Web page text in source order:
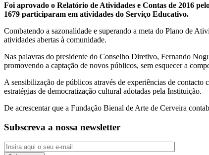
Foi aprovado o Relatório de Atividades e Contas de 2016
1679 participaram em atividades do Serviço Educativo.
Combatendo a sazonalidade e superando a meta do Plano de
atividades abertas à comunidade.
Nas palavras do presidente do Conselho Diretivo, Fernando
promovendo a captação de novos públicos, sem esquecer a
A sensibilização de públicos através de experiências de
estratégias de democratização cultural adotadas pela Instituição.
De acrescentar que a Fundação Bienal de Arte de Cerveira
Subscreva a nossa newsletter